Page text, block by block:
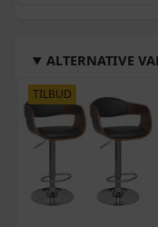
ALTERNATIVE
TILBUD